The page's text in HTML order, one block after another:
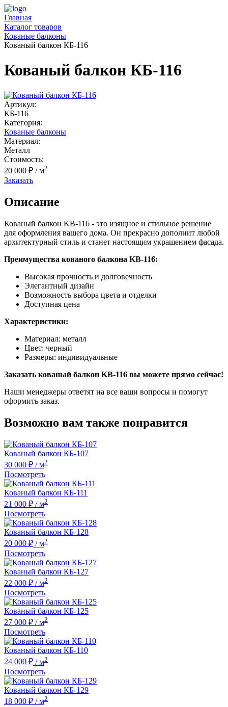
Главная
Каталог товаров
Кованые балконы
Кованый балкон КБ-116
Кованый балкон КБ-116
Артикул:
КБ-116
Категория:
Кованые балконы
Материал:
Металл
Стоимость:
20 000 ₽ / м2
Заказать
Описание
Кованый балкон KB-116 - это изящное и стильное решение
для оформления вашего дома. Он прекрасно дополнит любой
архитектурный стиль и станет настоящим украшением фасада.
Преимущества кованого балкона KB-116:
Высокая прочность и долговечность
Элегантный дизайн
Возможность выбора цвета и отделки
Доступная цена
Характеристики:
Материал: металл
Цвет: черный
Размеры: индивидуальные
Заказать кованый балкон KB-116 вы можете прямо сейчас!
Наши менеджеры ответят на все ваши вопросы и помогут
оформить заказ.
Возможно вам также понравится
Кованый балкон КБ-107
30 000 ₽ / м2
Посмотреть
Кованый балкон КБ-111
21 000 ₽ / м2
Посмотреть
Кованый балкон КБ-128
20 000 ₽ / м2
Посмотреть
Кованый балкон КБ-127
22 000 ₽ / м2
Посмотреть
Кованый балкон КБ-125
27 000 ₽ / м2
Посмотреть
Кованый балкон КБ-110
24 000 ₽ / м2
Посмотреть
Кованый балкон КБ-129
18 000 ₽ / м2